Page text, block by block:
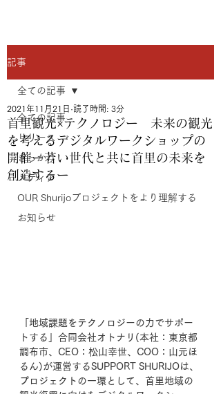
記事
全ての記事
リリース
きっかけ
メディア
OUR Shurijoプロジェクトをより理解する
お知らせ
全ての記事
首里観光×テクノロジー 未来の観光
を考えるデジタルワークショップの
開催ー若い世代と共に首里の未来を
創造するー
2021年11月21日 読了時間: 3分
「地域課題をテクノロジーの力でサポー
トする」合同会社オトナリ(本社：東京都
調布市、CEO：松山幸世、COO：山元ほ
るん)が運営するSUPPORT SHURIJOは、
プロジェクトの一環として、首里地域の